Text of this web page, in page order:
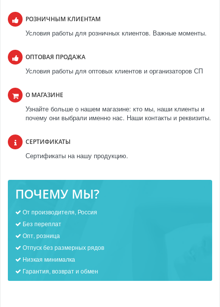
РОЗНИЧНЫМ КЛИЕНТАМ
Условия работы для розничных клиентов. Важные моменты.
ОПТОВАЯ ПРОДАЖА
Условия работы для оптовых клиентов и организаторов СП
О МАГАЗИНЕ
Узнайте больше о нашем магазине: кто мы, наши клиенты и
почему они выбрали именно нас. Наши контакты и реквизиты.
СЕРТИФИКАТЫ
Сертификаты на нашу продукцию.
ПОЧЕМУ МЫ?
От производителя, Россия
Без переплат
Опт, розница
Отпуск без размерных рядов
Низкая минималка
Гарантия, возврат и обмен